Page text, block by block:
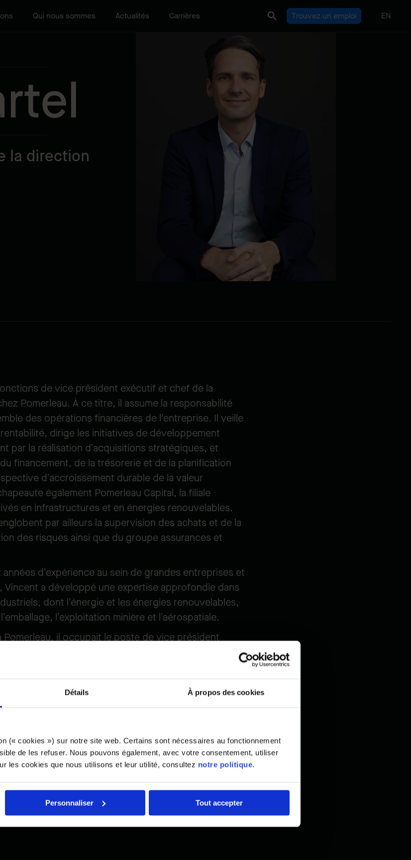
Détails À propos des cookies
(« cookies ») sur notre site web. Certains sont nécessaires au fonctionnement
de les refuser. Nous pouvons également, avec votre consentement, utiliser
les cookies que nous utilisons et leur utilité, consultez notre politique.
Personnaliser Tout accepter
Qui nous sommes Actualités Carrières Trouvez un emploi EN
la direction
de vice président exécutif et chef de la
Pomerleau. À ce titre, il assume la responsabilité
des opérations financières de l’entreprise. Il veille
rentabilité, dirige les initiatives de développement
par la réalisation d’acquisitions stratégiques, et
financement, de la trésorerie et de la planification
d’accroissement durable de la valeur
également Pomerleau Capital, la filiale
en infrastructures et en énergies renouvelables.
par ailleurs la supervision des achats et de la
des risques ainsi que du groupe assurances et
d’expérience au sein de grandes entreprises et
Vincent a développé une expertise approfondie dans
dont l’énergie et les énergies renouvelables,
l’exploitation minière et l’aérospatiale.
Pomerleau, il occupait le poste de vice président
Kruger, où il était responsable du financement
des activités de fusions et acquisitions, de la
financière ainsi que de la gestion des
agréé (CFA), il est titulaire d’un baccalauréat
de vice président exécutif et chef de la direction
Vincent siège aux conseils d’administration de
Résidentiel.
à laquelle il s'identifie le plus: